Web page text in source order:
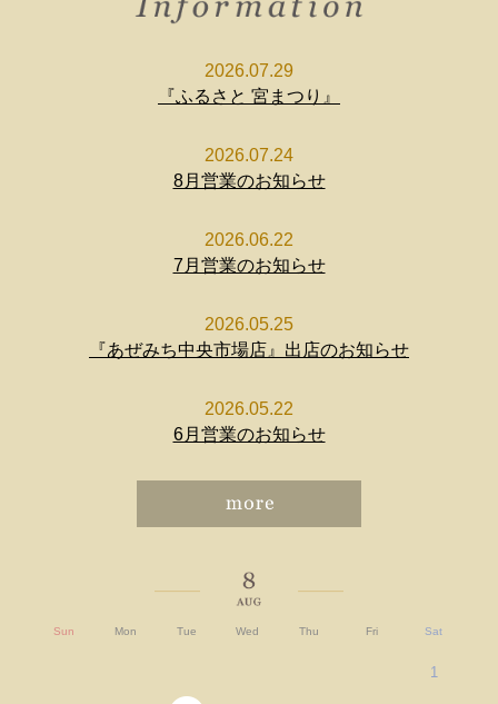
2026.07.29
『ふるさと 宮まつり』
2026.07.24
8月営業のお知らせ
2026.06.22
7月営業のお知らせ
2026.05.25
『あぜみち中央市場店』出店のお知らせ
2026.05.22
6月営業のお知らせ
Sun Mon Tue Wed Thu Fri Sat
1